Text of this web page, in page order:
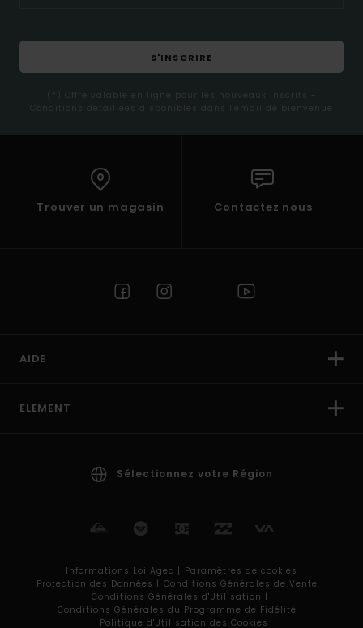
S'INSCRIRE
(*) Offre valable en ligne pour les nouveaux inscrits -
Conditions détaillées disponibles dans l'email de bienvenue
Trouver un magasin Contactez nous
AIDE
ELEMENT
Sélectionnez votre Région
Informations Loi Agec | Paramètres de cookies
Protection des Données | Conditions Générales de Vente |
Conditions Générales d'Utilisation |
Conditions Générales du Programme de Fidélité |
Politique d'Utilisation des Cookies